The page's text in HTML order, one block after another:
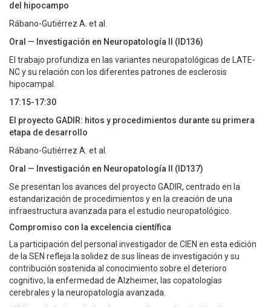
del hipocampo
Rábano-Gutiérrez A. et al.
Oral — Investigación en Neuropatología II (ID136)
El trabajo profundiza en las variantes neuropatológicas de LATE-
NC y su relación con los diferentes patrones de esclerosis
hipocampal.
17:15-17:30
El proyecto GADIR: hitos y procedimientos durante su primera
etapa de desarrollo
Rábano-Gutiérrez A. et al.
Oral — Investigación en Neuropatología II (ID137)
Se presentan los avances del proyecto GADIR, centrado en la
estandarización de procedimientos y en la creación de una
infraestructura avanzada para el estudio neuropatológico.
Compromiso con la excelencia científica
La participación del personal investigador de CIEN en esta edición
de la SEN refleja la solidez de sus líneas de investigación y su
contribución sostenida al conocimiento sobre el deterioro
cognitivo, la enfermedad de Alzheimer, las copatologías
cerebrales y la neuropatología avanzada.